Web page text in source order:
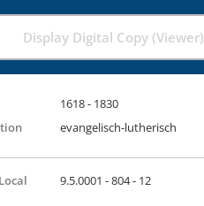
Display Digital Copy (Viewer)
1618 - 1830
evangelisch-lutherisch
9.5.0001 - 804 - 12